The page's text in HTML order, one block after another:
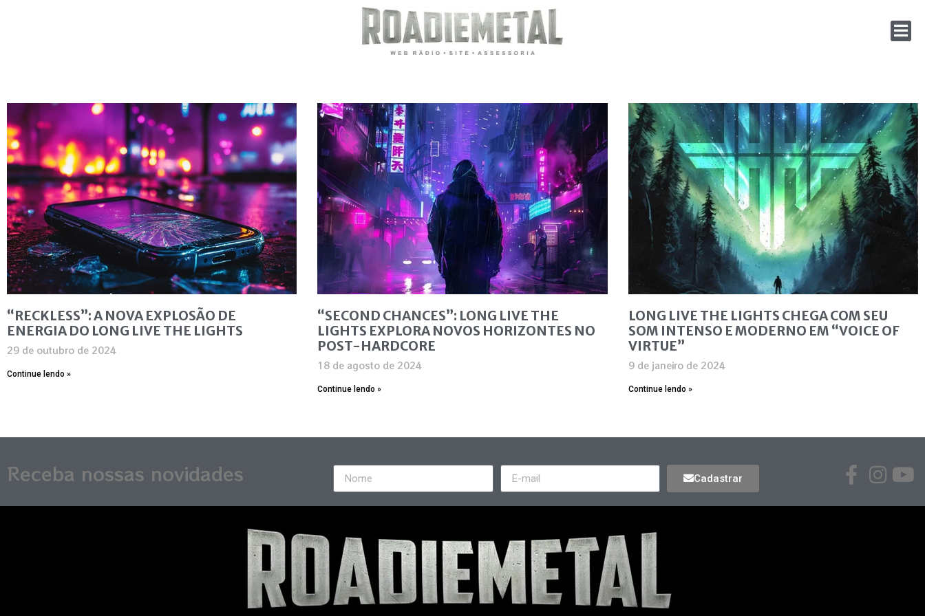
“RECKLESS”: A NOVA EXPLOSÃO DE
ENERGIA DO LONG LIVE THE LIGHTS
29 de outubro de 2024
Continue lendo »
“SECOND CHANCES”: LONG LIVE THE
LIGHTS EXPLORA NOVOS HORIZONTES NO
POST-HARDCORE
18 de agosto de 2024
Continue lendo »
LONG LIVE THE LIGHTS CHEGA COM SEU
SOM INTENSO E MODERNO EM “VOICE OF
VIRTUE”
9 de janeiro de 2024
Continue lendo »
Receba nossas novidades Cadastrar